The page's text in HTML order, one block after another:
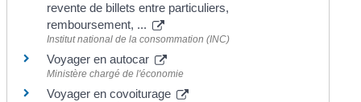
revente de billets entre particuliers,
remboursement, ...
Institut national de la consommation (INC)
Voyager en autocar
Ministère chargé de l'économie
Voyager en covoiturage